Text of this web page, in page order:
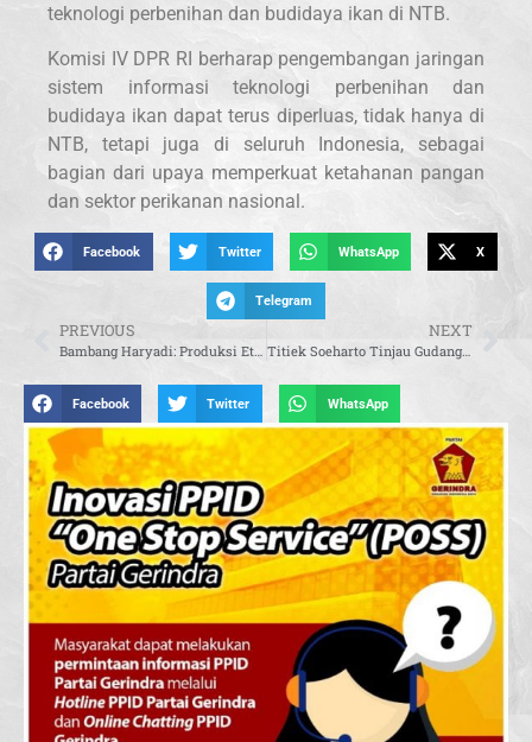
teknologi perbenihan dan budidaya ikan di NTB.
Komisi IV DPR RI berharap pengembangan jaringan
sistem informasi teknologi perbenihan dan
budidaya ikan dapat terus diperluas, tidak hanya di
NTB, tetapi juga di seluruh Indonesia, sebagai
bagian dari upaya memperkuat ketahanan pangan
dan sektor perikanan nasional.
Facebook Twitter WhatsApp X
Telegram
PREVIOUS
Bambang Haryadi: Produksi Etanol Harus Efisien dan Tak Bebani Sektor Pangan Nasional
NEXT
Titiek Soeharto Tinjau Gudang Bulog Mandalika, Tegaskan Pentingnya Ketersediaan Beras Nasional
Facebook Twitter WhatsApp